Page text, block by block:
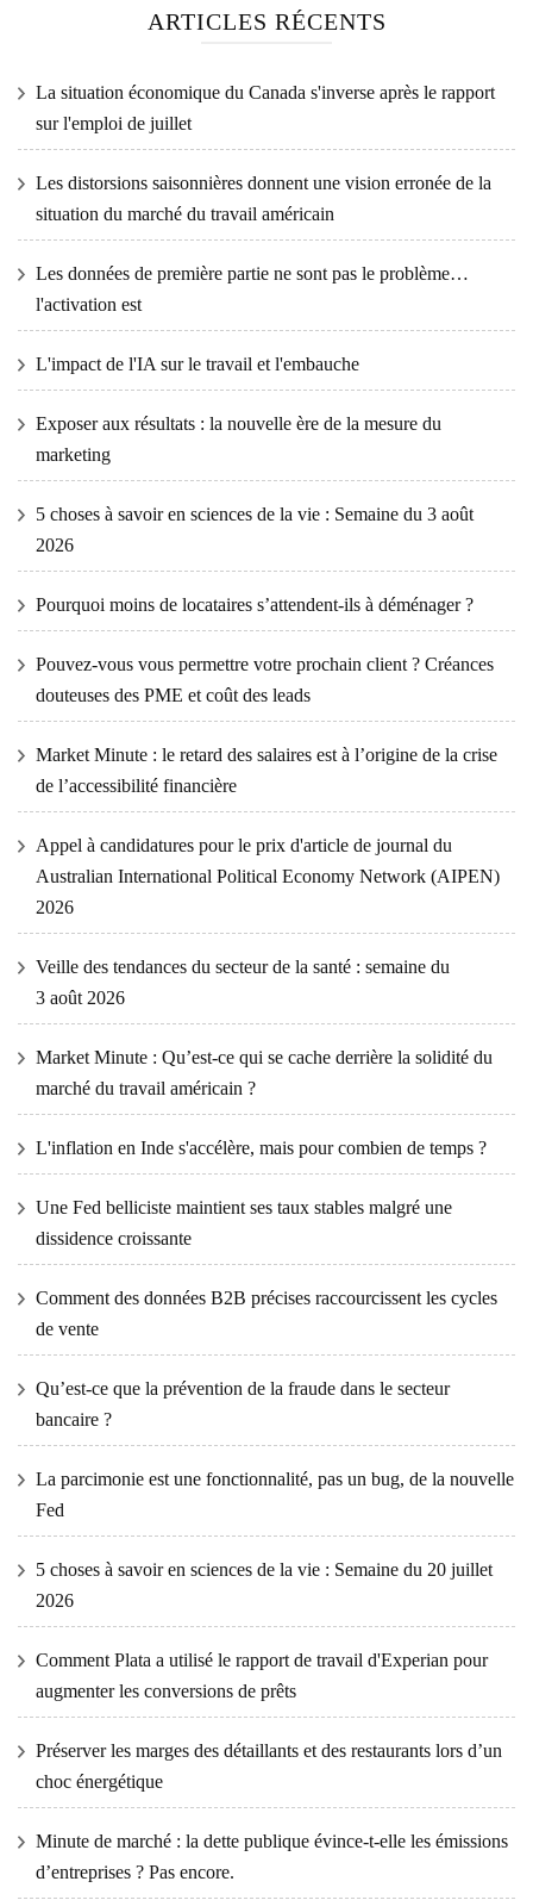
ARTICLES RÉCENTS
La situation économique du Canada s'inverse après le rapport
sur l'emploi de juillet
Les distorsions saisonnières donnent une vision erronée de la
situation du marché du travail américain
Les données de première partie ne sont pas le problème…
l'activation est
L'impact de l'IA sur le travail et l'embauche
Exposer aux résultats : la nouvelle ère de la mesure du
marketing
5 choses à savoir en sciences de la vie : Semaine du 3 août
2026
Pourquoi moins de locataires s’attendent-ils à déménager ?
Pouvez-vous vous permettre votre prochain client ? Créances
douteuses des PME et coût des leads
Market Minute : le retard des salaires est à l’origine de la crise
de l’accessibilité financière
Appel à candidatures pour le prix d'article de journal du
Australian International Political Economy Network (AIPEN)
2026
Veille des tendances du secteur de la santé : semaine du
3 août 2026
Market Minute : Qu’est-ce qui se cache derrière la solidité du
marché du travail américain ?
L'inflation en Inde s'accélère, mais pour combien de temps ?
Une Fed belliciste maintient ses taux stables malgré une
dissidence croissante
Comment des données B2B précises raccourcissent les cycles
de vente
Qu’est-ce que la prévention de la fraude dans le secteur
bancaire ?
La parcimonie est une fonctionnalité, pas un bug, de la nouvelle
Fed
5 choses à savoir en sciences de la vie : Semaine du 20 juillet
2026
Comment Plata a utilisé le rapport de travail d'Experian pour
augmenter les conversions de prêts
Préserver les marges des détaillants et des restaurants lors d’un
choc énergétique
Minute de marché : la dette publique évince-t-elle les émissions
d’entreprises ? Pas encore.